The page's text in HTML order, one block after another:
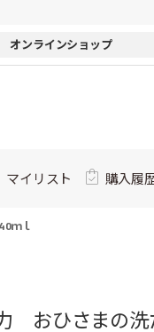
オンラインショップ
マイリスト 購入履
ｍｌ
おひさまの